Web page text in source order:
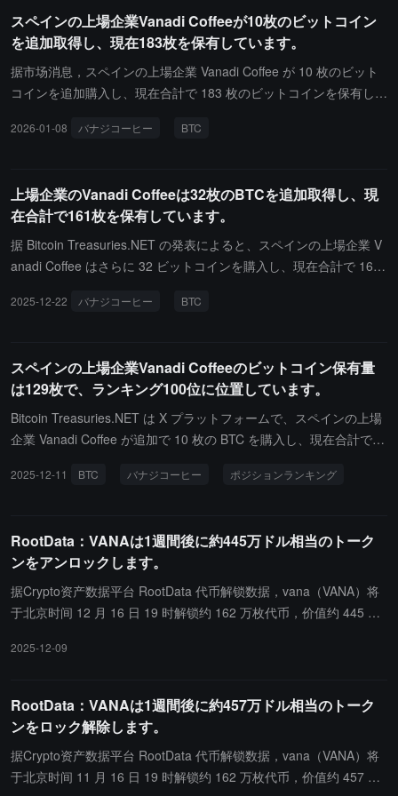
し、共に Web3 エコシステムの未来の機会と価値の可能性を探るこ
とです。イベント登録：https://luma.com/md5v6b5z
スペインの上場企業Vanadi Coffeeが10枚のビットコイン
を追加取得し、現在183枚を保有しています。
据市场消息，スペインの上場企業 Vanadi Coffee が 10 枚のビット
コインを追加購入し、現在合計で 183 枚のビットコインを保有して
2026-01-08 バナジコーヒー BTC
上場企業のVanadi Coffeeは32枚のBTCを追加取得し、現
在合計で161枚を保有しています。
据 Bitcoin Treasuries.NET の発表によると、スペインの上場企業 V
anadi Coffee はさらに 32 ビットコインを購入し、現在合計で 161
2025-12-22 バナジコーヒー BTC
スペインの上場企業Vanadi Coffeeのビットコイン保有量
は129枚で、ランキング100位に位置しています。
Bitcoin Treasuries.NET は X プラットフォームで、スペインの上場
企業 Vanadi Coffee が追加で 10 枚の BTC を購入し、現在合計で 1
ビットコイン保有ランキングで 100 位にランクインしています。
2025-12-11 BTC バナジコーヒー ポジションランキング
RootData：VANAは1週間後に約445万ドル相当のトーク
ンをアンロックします。
据Crypto资产数据平台 RootData 代币解锁数据，vana（VANA）将
于北京时间 12 月 16 日 19 时解锁约 162 万枚代币，价值约 445 万
2025-12-09
RootData：VANAは1週間後に約457万ドル相当のトーク
ンをロック解除します。
据Crypto资产数据平台 RootData 代币解锁数据，vana（VANA）将
于北京时间 11 月 16 日 19 时解锁约 162 万枚代币，价值约 457 万